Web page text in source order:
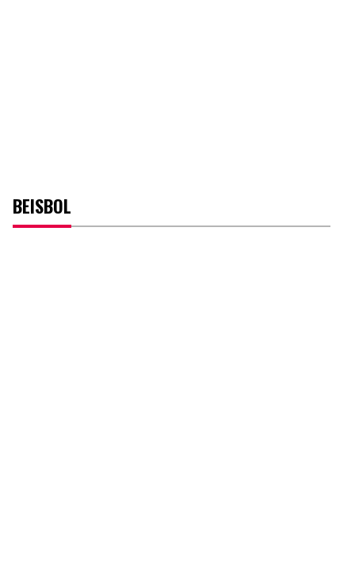
BEISBOL